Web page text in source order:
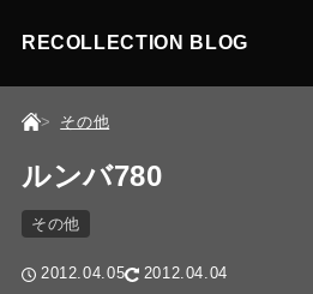
RECOLLECTION BLOG
その他
ルンバ780
その他
2012.04.05 2012.04.04